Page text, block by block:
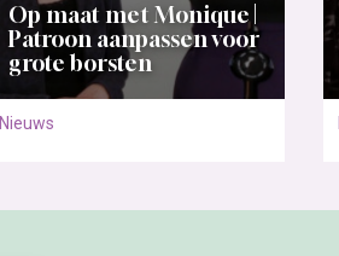
Op maat met Monique |
Patroon aanpassen voor
grote borsten
Nieuws